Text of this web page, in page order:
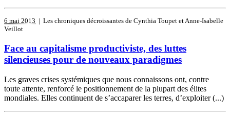
6 mai 2013 | Les chroniques décroissantes de Cynthia Toupet et Anne-Isabelle
Veillot
Face au capitalisme productiviste, des luttes
silencieuses pour de nouveaux paradigmes
Les graves crises systémiques que nous connaissons ont, contre
toute attente, renforcé le positionnement de la plupart des élites
mondiales. Elles continuent de s’accaparer les terres, d’exploiter (...)